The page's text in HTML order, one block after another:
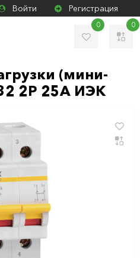
Войти Регистрация
0 0
(мини-
2P 25A ИЭК